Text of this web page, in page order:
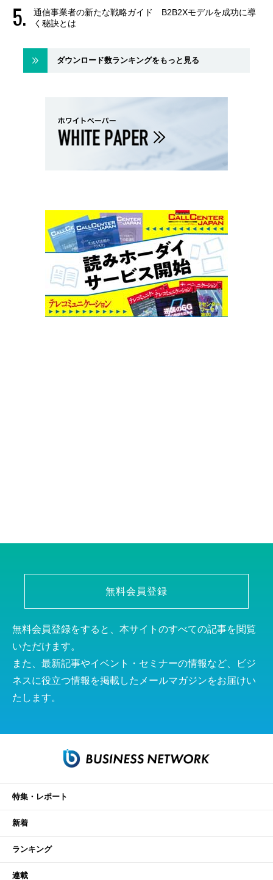
通信事業者の新たな戦略ガイド B2B2Xモデルを成功に導
く秘訣とは
ダウンロード数ランキングをもっと見る
無料会員登録
無料会員登録をすると、本サイトのすべての記事を閲覧
いただけます。
また、最新記事やイベント・セミナーの情報など、ビジ
ネスに役立つ情報を掲載したメールマガジンをお届けい
たします。
特集・レポート
新着
ランキング
連載